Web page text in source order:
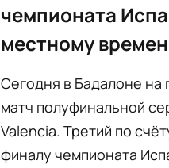
чемпионата
местному
Сегодня в Бадалоне на
матч полуфинальной
Valencia. Третий по
финалу чемпионата